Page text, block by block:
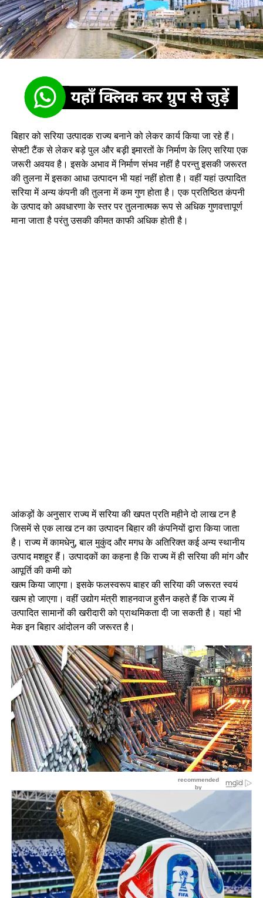
बिहार को सरिया उत्पादक राज्य बनाने को लेकर कार्य किया जा रहे हैं।
सेफ्टी टैंक से लेकर बड़े पुल और बड़़ी इमारतों के निर्माण के लिए सरिया एक
जरूरी अवयव है। इसके अभाव में निर्माण संभव नहीं है परन्तु इसकी जरूरत
की तुलना में इसका आधा उत्पादन भी यहां नहीं होता है। वहीं यहां उत्पादित
सरिया में अन्य कंपनी की तुलना में कम गुण होता है। एक प्रतिष्ठित कंपनी
के उत्पाद को अवधारणा के स्तर पर तुलनात्मक रूप से अधिक गुणवत्तापूर्ण
माना जाता है परंतु उसकी कीमत काफी अधिक होती है।
आंकड़ों के अनुसार राज्य में सरिया की खपत प्रति महीने दो लाख टन है
जिसमें से एक लाख टन का उत्पादन बिहार की कंपनियों द्वारा किया जाता
है। राज्य में कामधेनु, बाल मुकुंद और मगध के अतिरिक्त कई अन्य स्थानीय
उत्पाद मशहूर हैं। उत्पादकों का कहना है कि राज्य में ही सरिया की मांग और
आपूर्ति की कमी को
खत्म किया जाएगा। इसके फलस्वरूप बाहर की सरिया की जरूरत स्वयं
खत्म हो जाएगा। वहीं उद्योग मंत्री शाहनवाज हुसैन कहते हैं कि राज्य में
उत्पादित सामानों की खरीदारी को प्राथमिकता दी जा सकती है। यहां भी
मेक इन बिहार आंदोलन की जरूरत है।